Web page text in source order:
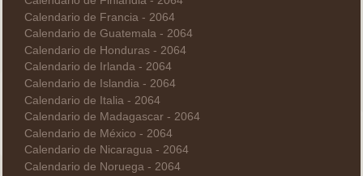
Calendario de Francia - 2064
Calendario de Guatemala - 2064
Calendario de Honduras - 2064
Calendario de Irlanda - 2064
Calendario de Islandia - 2064
Calendario de Italia - 2064
Calendario de Madagascar - 2064
Calendario de México - 2064
Calendario de Nicaragua - 2064
Calendario de Noruega - 2064